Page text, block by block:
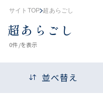
サイトTOP 超あらごし
超あらごし
0件 /を表示
並べ替え